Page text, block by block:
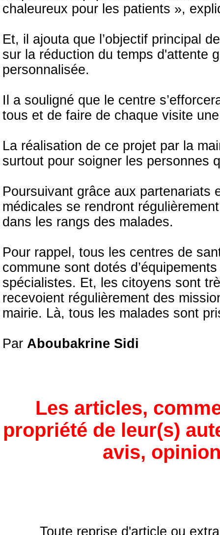
chaleureux pour les patients »,
Et, il ajouta que l’objectif principal
sur la réduction du temps d'attente
personnalisée.
Il a souligné que le centre
tous et de faire de chaque visite
La réalisation de ce projet par la
surtout pour soigner les personnes
Poursuivant grâce aux partenariats
médicales se rendront
dans les rangs des malades.
Pour rappel, tous les centres de
commune sont dotés
spécialistes. Et, les citoyens sont
recevoient régulièrement des
mairie. Là, tous les malades sont
Par Aboubakrine Sidi
Les articles,
propriété de leur(s)
avis,
Toute reprise d'article ou